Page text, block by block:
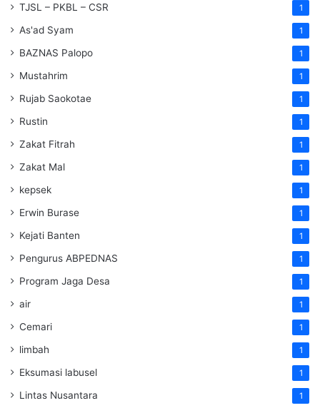
TJSL – PKBL – CSR 1
As'ad Syam 1
BAZNAS Palopo 1
Mustahrim 1
Rujab Saokotae 1
Rustin 1
Zakat Fitrah 1
Zakat Mal 1
kepsek 1
Erwin Burase 1
Kejati Banten 1
Pengurus ABPEDNAS 1
Program Jaga Desa 1
air 1
Cemari 1
limbah 1
Eksumasi labusel 1
Lintas Nusantara 1